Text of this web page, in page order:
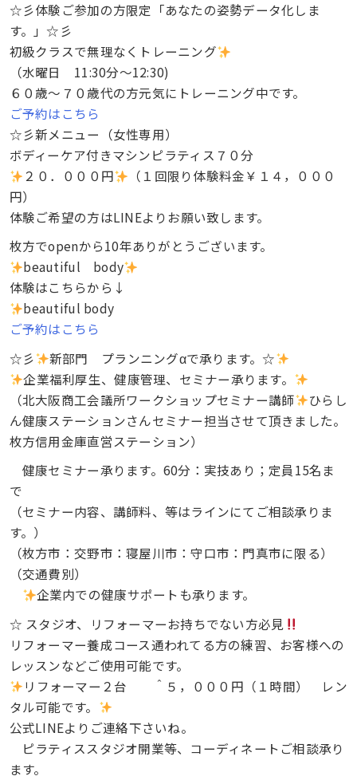
☆彡体験ご参加の方限定「あなたの姿勢データ化しま
す。」☆彡
初級クラスで無理なくトレーニング
（水曜日 11:30分～12:30)
６０歳～７０歳代の方元気にトレーニング中です。
ご予約はこちら
☆彡新メニュー（女性専用）
ボディーケア付きマシンピラティス７０分
２０．０００円
（１回限り体験料金￥１４，０００
円）
体験ご希望の方はLINEよりお願い致します。
枚方でopenから10年ありがとうございます。
beautiful body
体験はこちらから↓
beautiful body
ご予約はこちら
☆彡
新部門 プランニングαで承ります。☆
企業福利厚生、健康管理、セミナー承ります。
（北大阪商工会議所ワークショップセミナー講師
ひらし
ん健康ステーションさんセミナー担当させて頂きました。
枚方信用金庫直営ステーション）
健康セミナー承ります。60分：実技あり；定員15名ま
で
（セミナー内容、講師料、等はラインにてご相談承りま
す。）
（枚方市：交野市：寝屋川市：守口市：門真市に限る）
（交通費別）
企業内での健康サポートも承ります。
☆ スタジオ、リフォーマーお持ちでない方必見
リフォーマー養成コース通われてる方の練習、お客様への
レッスンなどご使用可能です。
リフォーマー２台 ＾５，０００円（１時間） レン
タル可能です。
公式LINEよりご連絡下さいね。
ピラティススタジオ開業等、コーディネートご相談承り
ます。